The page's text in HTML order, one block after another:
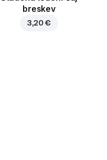
breskev
3,20 €